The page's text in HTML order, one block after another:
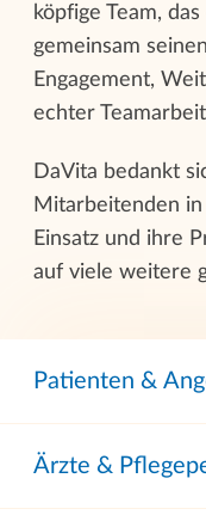
köpfige Team,
gemeinsam
Engagement,
echter
DaVita bedankt
Mitarbeitenden
Einsatz und ihre
auf viele weitere
Patienten &
Ärzte &